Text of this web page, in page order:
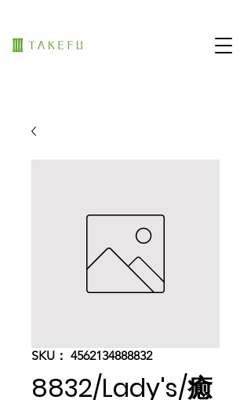
SKU： 4562134888832
8832/Lady's/癒